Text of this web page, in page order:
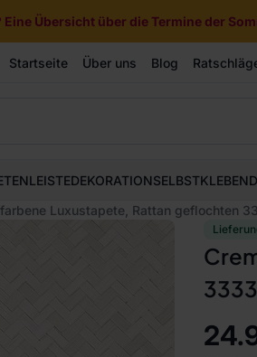
Eine Übersicht über die Termine der
Startseite Über uns Blog
LEISTEDEKORATION
Luxustapete, Rattan geflochten